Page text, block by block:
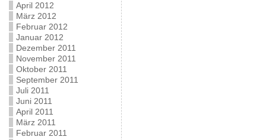
April 2012
März 2012
Februar 2012
Januar 2012
Dezember 2011
November 2011
Oktober 2011
September 2011
Juli 2011
Juni 2011
April 2011
März 2011
Februar 2011